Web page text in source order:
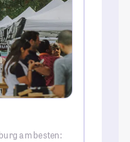
am besten: